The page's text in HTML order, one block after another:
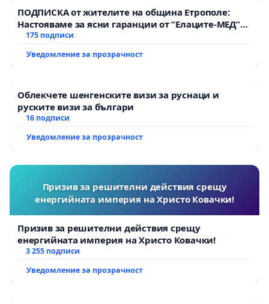
Въз основа на гореизложените аргументи, ние
призоваваме Народното събрание,
България да предприемат незабавни и
решителни действия за:
Прекъсване на дипломатическите отношения с
Руската федерация.
ПОДПИСКА от жителите на община Етрополе:
Настояваме за ясни гаранции от “Елаците-МЕД”
АД и от държавата, че ще се изпълнят всички
175 подписи
Уведомление за прозрачност
Облекчете шенгенските визи за руснаци и
руските визи за българи
16 подписи
Уведомление за прозрачност
Призив за решителни действия срещу
енергийната империя на Христо Ковачки!
Призив за решителни действия срещу
енергийната империя на Христо Ковачки!
3 255 подписи
Уведомление за прозрачност